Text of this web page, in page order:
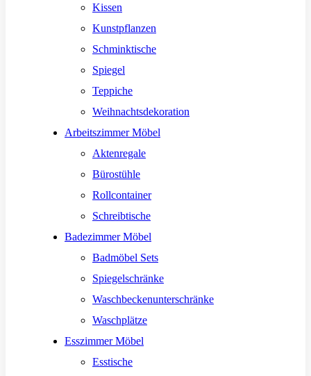
Kissen
Kunstpflanzen
Schminktische
Spiegel
Teppiche
Weihnachtsdekoration
Arbeitszimmer Möbel
Aktenregale
Bürostühle
Rollcontainer
Schreibtische
Badezimmer Möbel
Badmöbel Sets
Spiegelschränke
Waschbeckenunterschränke
Waschplätze
Esszimmer Möbel
Esstische